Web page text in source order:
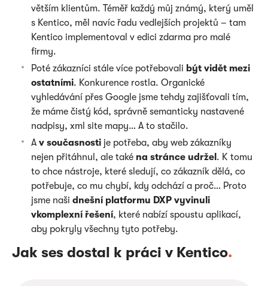
větším klientům. Téměř každý můj známý, který uměl
s Kentico, měl navíc řadu vedlejších projektů – tam
Kentico implementoval v edici zdarma pro malé
firmy.
Poté zákazníci stále více potřebovali být vidět mezi
ostatními. Konkurence rostla. Organické
vyhledávání přes Google jsme tehdy zajišťovali tím,
že máme čistý kód, správně semanticky nastavené
nadpisy, xml site mapy… A to stačilo.
A v současnosti je potřeba, aby web zákazníky
nejen přitáhnul, ale také na stránce udržel . K tomu
to chce nástroje, které sledují, co zákazník dělá, co
potřebuje, co mu chybí, kdy odchází a proč… Proto
jsme naši dnešní platformu DXP vyvinuli
vkomplexní řešení, které nabízí spoustu aplikací,
aby pokryly všechny tyto potřeby.
Jak ses dostal k práci v Kentico.